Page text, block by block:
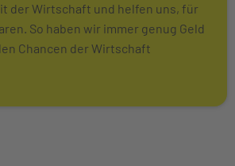
der Wirtschaft und helfen uns, für
So haben wir immer genug Geld
Chancen der Wirtschaft